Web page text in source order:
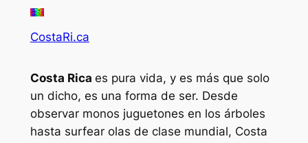
CostaRi.ca
Costa Rica es pura vida, y es más que solo
un dicho, es una forma de ser. Desde
observar monos juguetones en los árboles
hasta surfear olas de clase mundial, Costa